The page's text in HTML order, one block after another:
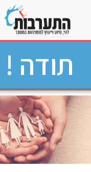
תודה !